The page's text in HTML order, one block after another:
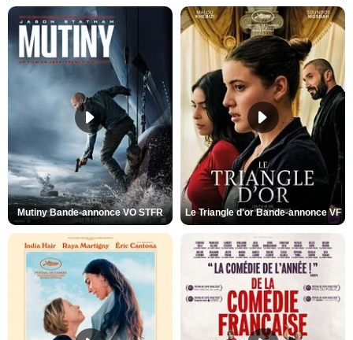
Mutiny Bande-annonce VO STFR Le Triangle d'or Bande-annonce VF